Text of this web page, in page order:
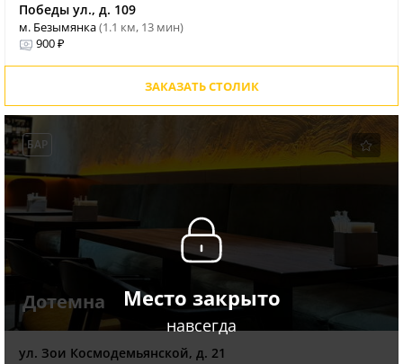
Победы ул., д. 109
м. Безымянка(1.1 км, 13 мин)
900 ₽
ЗАКАЗАТЬ СТОЛИК
Место закрыто
навсегда
БАР
Дотемна
ул. Зои Космодемьянской, д. 21